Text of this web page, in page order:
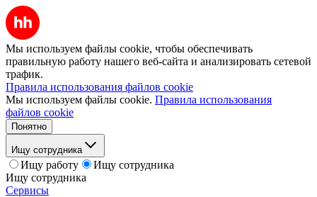
Мы используем файлы cookie, чтобы обеспечивать
правильную работу нашего веб-сайта и анализировать сетевой
трафик.
Правила использования файлов cookie
Мы используем файлы cookie. Правила использования
файлов cookie
Понятно
Ищу сотрудника
Ищу работу
Ищу сотрудника
Ищу сотрудника
Сервисы